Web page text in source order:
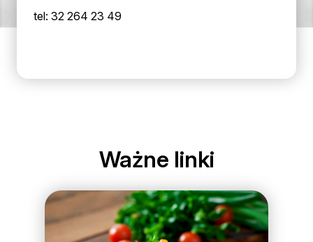
tel: 32 264 23 49
Ważne linki